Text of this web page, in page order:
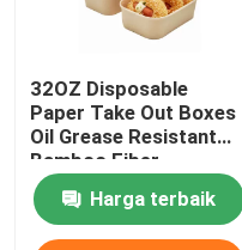
32OZ Disposable
Paper Take Out Boxes
Oil Grease Resistant
Bamboo Fiber
Container
Harga terbaik